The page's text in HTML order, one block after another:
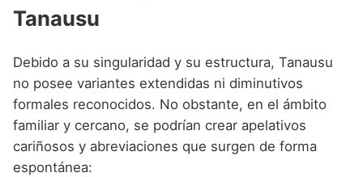
Tanausu
Debido a su singularidad y su estructura, Tanausu
no posee variantes extendidas ni diminutivos
formales reconocidos. No obstante, en el ámbito
familiar y cercano, se podrían crear apelativos
cariñosos y abreviaciones que surgen de forma
espontánea: